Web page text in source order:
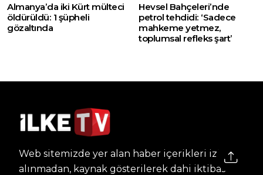
Almanya’da iki Kürt mülteci
öldürüldü: 1 şüpheli
gözaltında
Hevsel Bahçeleri’nde
petrol tehdidi: ‘Sadece
mahkeme yetmez,
toplumsal refleks şart’
Web sitemizde yer alan haber içerikleri izin
alınmadan, kaynak gösterilerek dahi iktibas